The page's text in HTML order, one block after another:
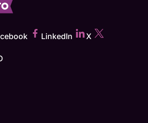
LinkedIn X